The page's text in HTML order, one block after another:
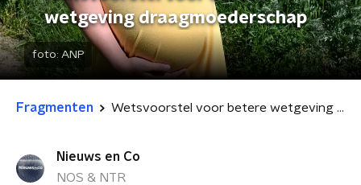
wetgeving draagmoederschap
foto: ANP
Fragmenten Wetsvoorstel voor betere wetgeving draagmoederschap
Nieuws en Co
NOS & NTR